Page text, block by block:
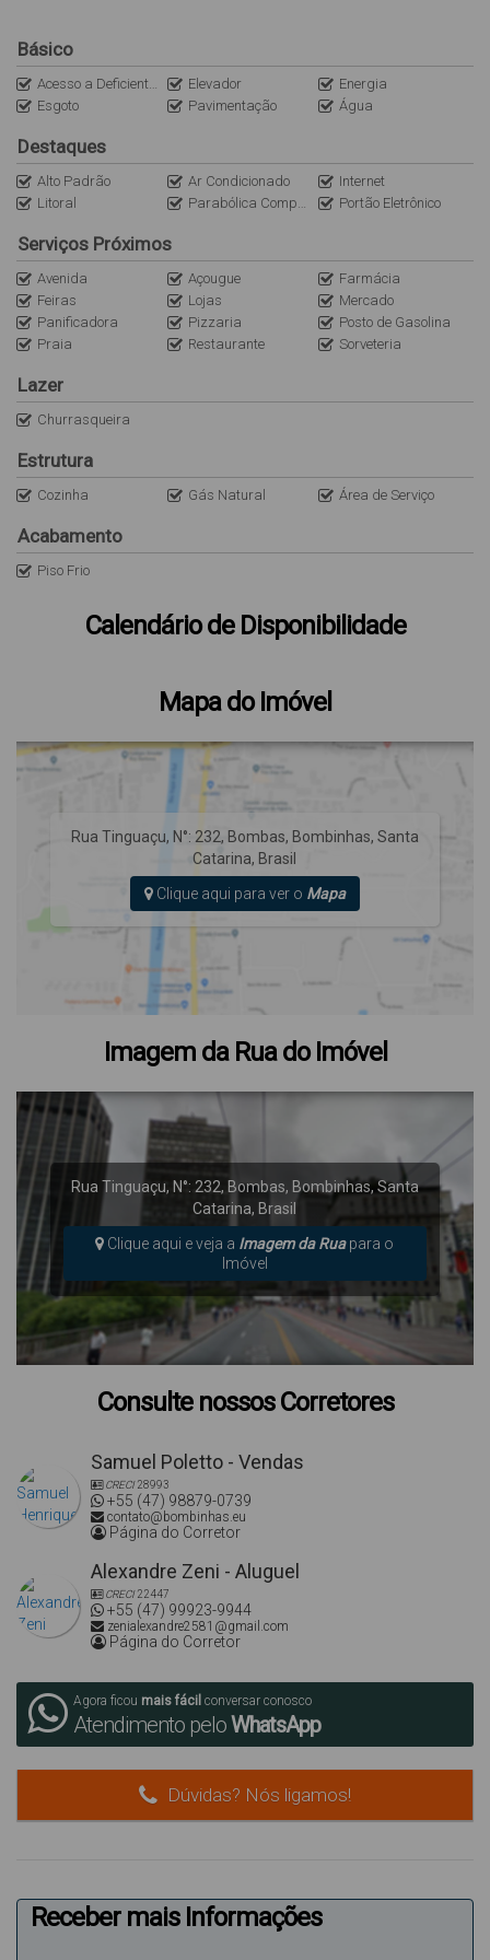
vaga dupla de garagem;
Imóvel para pessoas exigentes.
Prédio com elevador, localizado a 160 metros da praia.
Obs: A internet é uma cortesia do imóvel (sem
custo/locatário). Não nos responsabilizamos por quedas e
oscilações. O imóvel não dispõe de roupas de cama,
mesa e banho).
Básico
Acesso a Deficientes Elevador
Energia
Esgoto
Pavimentação Água
Destaques
Alto Padrão Ar Condicionado
Internet
Litoral
Parabólica Compartilhada Portão Eletrônico
Serviços Próximos
Avenida Açougue
Farmácia
Feiras
Lojas
Mercado
Panificadora
Pizzaria
Posto de Gasolina
Praia
Restaurante Sorveteria
Lazer
Churrasqueira
Estrutura
Cozinha Gás Natural Área de Serviço
Acabamento
Piso Frio
Calendário de Disponibilidade
Mapa do Imóvel
Rua Tinguaçu, N°: 232, Bombas, Bombinhas, Santa
Catarina, Brasil
Clique aqui para ver o Mapa
Imagem da Rua do Imóvel
Rua Tinguaçu, N°: 232, Bombas, Bombinhas, Santa
Catarina, Brasil
Clique aqui e veja a Imagem da Ruapara o
Imóvel
Consulte nossos Corretores
Samuel Poletto - Vendas
CRECI28993
+55 (47) 98879-0739
contato@bombinhas.eu
Página do Corretor
Alexandre Zeni - Aluguel
CRECI22447
+55 (47) 99923-9944
zenialexandre2581@gmail.com
Página do Corretor
Agora ficou mais fácil conversar conosco
Atendimento peloWhatsApp
Dúvidas? Nós ligamos!
Receber mais Informações